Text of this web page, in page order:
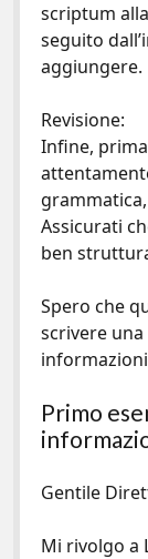
scriptum
seguito
aggiungere.
Revisione:
Infine,
Assicurati
ben
Spero che
scrivere
Primo
Gentile
Mi rivolgo a